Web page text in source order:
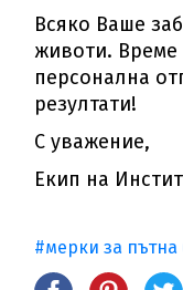
Всяко Ваше
животи. Време
персонална
резултати!
С уважение,
Екип на
#мерки за пътна